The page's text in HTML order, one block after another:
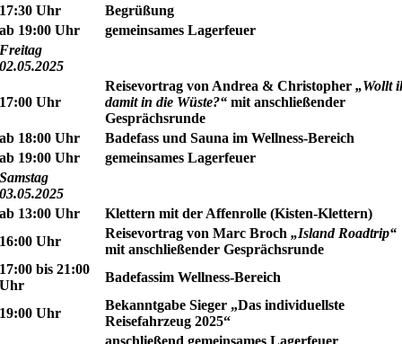
17:30 Uhr
Begrüßung
ab 19:00 Uhr
gemeinsames Lagerfeuer
Freitag
02.05.2025
17:00 Uhr
Reisevortrag von Andrea & Christopher„Wollt
damit in die Wüste?“ mit anschließender
Gesprächsrunde
ab 18:00 Uhr
Badefass und Sauna im Wellness-Bereich
ab 19:00 Uhr
gemeinsames Lagerfeuer
Samstag
03.05.2025
ab 13:00 Uhr
Klettern mit der Affenrolle (Kisten-Klettern)
16:00 Uhr
Reisevortrag von Marc Broch„Island Roadtrip“
mit anschließender Gesprächsrunde
17:00 bis 21:00
Uhr
Badefassim Wellness-Bereich
19:00 Uhr
Bekanntgabe Sieger „Das individuellste
Reisefahrzeug 2025“
anschließend gemeinsames Lagerfeuer